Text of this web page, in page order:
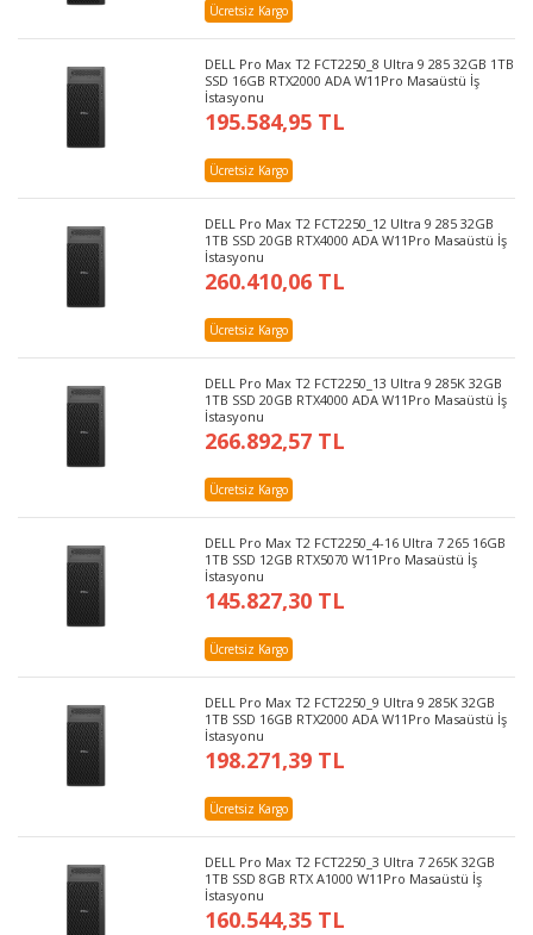
Ücretsiz Kargo
DELL Pro Max T2 FCT2250_8 Ultra 9 285 32GB 1TB
SSD 16GB RTX2000 ADA W11Pro Masaüstü İş
İstasyonu
195.584,95 TL
Ücretsiz Kargo
DELL Pro Max T2 FCT2250_12 Ultra 9 285 32GB
1TB SSD 20GB RTX4000 ADA W11Pro Masaüstü İş
İstasyonu
260.410,06 TL
Ücretsiz Kargo
DELL Pro Max T2 FCT2250_13 Ultra 9 285K 32GB
1TB SSD 20GB RTX4000 ADA W11Pro Masaüstü İş
İstasyonu
266.892,57 TL
Ücretsiz Kargo
DELL Pro Max T2 FCT2250_4-16 Ultra 7 265 16GB
1TB SSD 12GB RTX5070 W11Pro Masaüstü İş
İstasyonu
145.827,30 TL
Ücretsiz Kargo
DELL Pro Max T2 FCT2250_9 Ultra 9 285K 32GB
1TB SSD 16GB RTX2000 ADA W11Pro Masaüstü İş
İstasyonu
198.271,39 TL
Ücretsiz Kargo
DELL Pro Max T2 FCT2250_3 Ultra 7 265K 32GB
1TB SSD 8GB RTX A1000 W11Pro Masaüstü İş
İstasyonu
160.544,35 TL